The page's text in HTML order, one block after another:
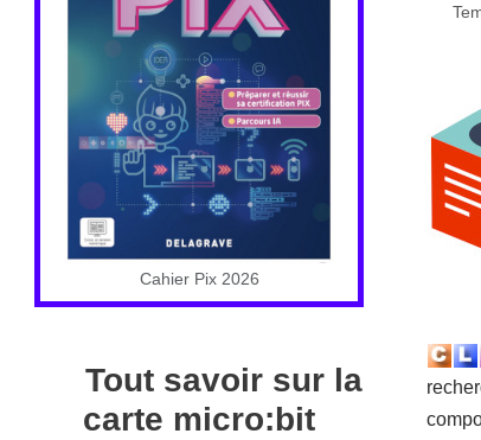
Cahier Pix 2026
Tout savoir sur la
carte micro:bit